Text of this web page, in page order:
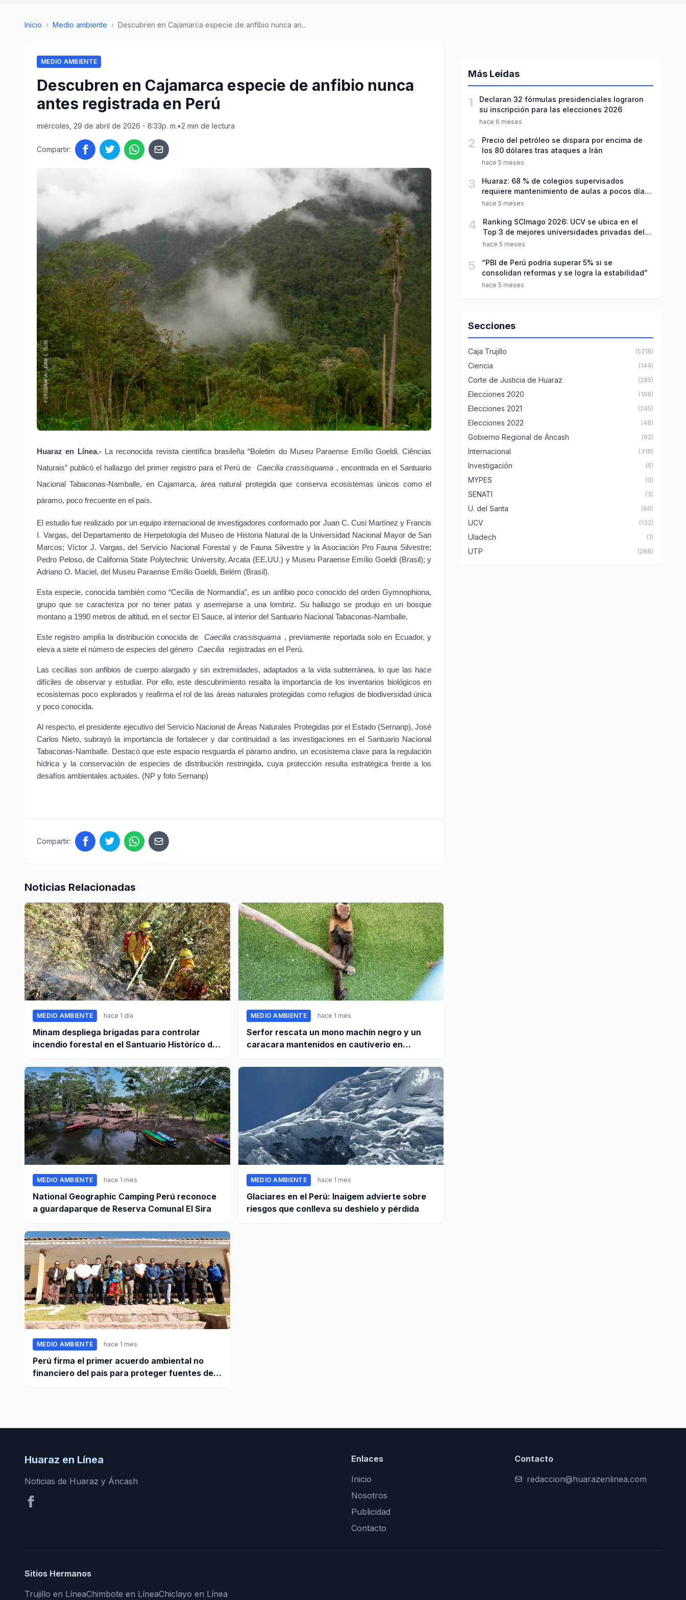
Inicio › Medio ambiente › Descubren en Cajamarca especie de anfibio nunca an...
MEDIO AMBIENTE
Descubren en Cajamarca especie de anfibio nunca
antes registrada en Perú
miércoles, 29 de abril de 2026 - 8:33p. m.•2 min de lectura
Compartir:
Huaraz en Línea.- La reconocida revista científica brasileña “Boletim do Museu Paraense Emílio Goeldi. Ciências
Naturais” publicó el hallazgo del primer registro para el Perú de
Caecilia crassisquama , encontrada en el Santuario
Nacional Tabaconas-Namballe, en Cajamarca, área natural protegida que conserva ecosistemas únicos como el
páramo, poco frecuente en el país.
El estudio fue realizado por un equipo internacional de investigadores conformado por Juan C. Cusi Martínez y Francis
I. Vargas, del Departamento de Herpetología del Museo de Historia Natural de la Universidad Nacional Mayor de San
Marcos; Víctor J. Vargas, del Servicio Nacional Forestal y de Fauna Silvestre y la Asociación Pro Fauna Silvestre;
Pedro Peloso, de California State Polytechnic University, Arcata (EE.UU.) y Museu Paraense Emílio Goeldi (Brasil); y
Adriano O. Maciel, del Museu Paraense Emílio Goeldi, Belém (Brasil).
Esta especie, conocida también como “Cecilia de Normandía”, es un anfibio poco conocido del orden Gymnophiona,
grupo que se caracteriza por no tener patas y asemejarse a una lombriz. Su hallazgo se produjo en un bosque
montano a 1990 metros de altitud, en el sector El Sauce, al interior del Santuario Nacional Tabaconas-Namballe.
Este registro amplía la distribución conocida de Caecilia crassisquama , previamente reportada solo en Ecuador, y
eleva a siete el número de especies del género Caecilia registradas en el Perú.
Las cecilias son anfibios de cuerpo alargado y sin extremidades, adaptados a la vida subterránea, lo que las hace
difíciles de observar y estudiar. Por ello, este descubrimiento resalta la importancia de los inventarios biológicos en
ecosistemas poco explorados y reafirma el rol de las áreas naturales protegidas como refugios de biodiversidad única
y poco conocida.
Al respecto, el presidente ejecutivo del Servicio Nacional de Áreas Naturales Protegidas por el Estado (Sernanp), José
Carlos Nieto, subrayó la importancia de fortalecer y dar continuidad a las investigaciones en el Santuario Nacional
Tabaconas-Namballe. Destacó que este espacio resguarda el páramo andino, un ecosistema clave para la regulación
hídrica y la conservación de especies de distribución restringida, cuya protección resulta estratégica frente a los
desafíos ambientales actuales. (NP y foto Sernanp)
Compartir:
Noticias Relacionadas
MEDIO AMBIENTE hace 1 día
Minam despliega brigadas para controlar
incendio forestal en el Santuario Histórico de
MEDIO AMBIENTE hace 1 mes
Serfor rescata un mono machín negro y un
caracara mantenidos en cautiverio en
MEDIO AMBIENTE hace 1 mes
National Geographic Camping Perú reconoce
a guardaparque de Reserva Comunal El Sira
MEDIO AMBIENTE hace 1 mes
Glaciares en el Perú: Inaigem advierte sobre
riesgos que conlleva su deshielo y pérdida
MEDIO AMBIENTE hace 1 mes
Perú firma el primer acuerdo ambiental no
financiero del país para proteger fuentes de
Más Leídas
1
Declaran 32 fórmulas presidenciales lograron
su inscripción para las elecciones 2026
hace 6 meses
2
Precio del petróleo se dispara por encima de
los 80 dólares tras ataques a Irán
hace 5 meses
3
Huaraz: 68 % de colegios supervisados
requiere mantenimiento de aulas a pocos días
de inicio del año escolar 2026
hace 5 meses
4
Ranking SCImago 2026: UCV se ubica en el
Top 3 de mejores universidades privadas del
Perú
hace 5 meses
5
“PBI de Perú podría superar 5% si se
consolidan reformas y se logra la estabilidad”
hace 5 meses
Secciones
Caja Trujillo (5218)
Ciencia (144)
Corte de Justicia de Huaraz (285)
Elecciones 2020 (168)
Elecciones 2021 (245)
Elecciones 2022 (48)
Gobierno Regional de Áncash (92)
Internacional (318)
Investigación (5)
MYPES (0)
SENATI (3)
U. del Santa (66)
UCV (132)
Uladech (1)
UTP (288)
Huaraz en Línea
Noticias de Huaraz y Áncash
Enlaces
Inicio
Nosotros
Publicidad
Contacto
Contacto
redaccion@huarazenlinea.com
Sitios Hermanos
Trujillo en LíneaChimbote en LíneaChiclayo en Línea